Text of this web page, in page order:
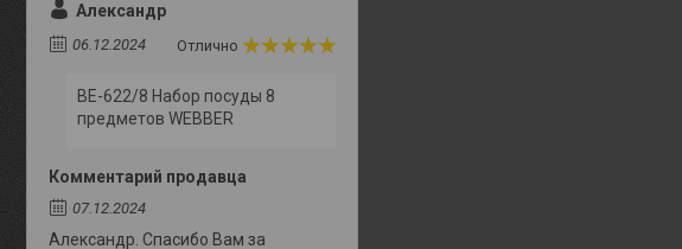
Александр
06.12.2024 Отлично
BE-622/8 Набор посуды 8
предметов WEBBER
Комментарий продавца
07.12.2024
Александр. Спасибо Вам за